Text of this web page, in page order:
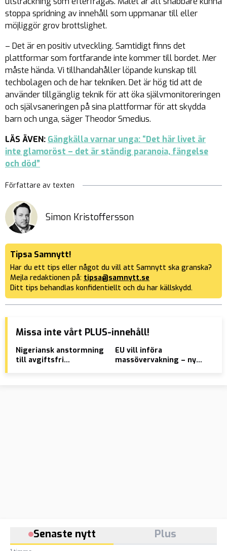
stoppa spridning av innehåll som uppmanar till eller
möjliggör grov brottslighet.
– Det är en positiv utveckling. Samtidigt finns det
plattformar som fortfarande inte kommer till bordet. Mer
måste hända. Vi tillhandahåller löpande kunskap till
techbolagen och de har tekniken. Det är hög tid att de
använder tillgänglig teknik för att öka självmonitoreringen
och självsaneringen på sina plattformar för att skydda
barn och unga, säger Theodor Smedius.
LÄS ÄVEN: Gängkälla varnar unga: “Det här livet är
inte glamoröst – det är ständig paranoia, fängelse
och död”
Författare av texten
Simon Kristoffersson
Tipsa Samnytt!
Har du ett tips eller något du vill att Samnytt ska granska?
Mejla redaktionen på: tipsa@samnytt.se
Ditt tips behandlas konfidentiellt och du har källskydd.
Missa inte vårt PLUS-innehåll!
Nigeriansk anstormning
till avgiftsfri
EU vill införa
massövervakning – ny
Senaste nytt Plus